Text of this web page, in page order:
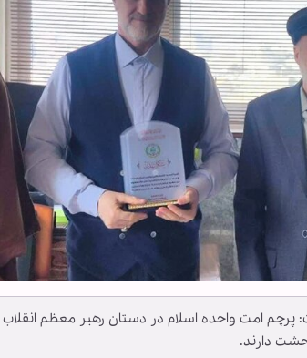
امت واحده اسلام در دستان رهبر معظم انقلاب
دارند.